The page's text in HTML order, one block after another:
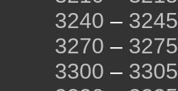
3240 – 3245
3270 – 3275
3300 – 3305